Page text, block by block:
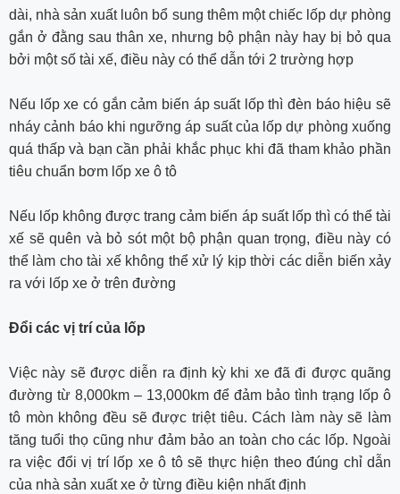
dài, nhà sản xuất luôn bổ sung thêm một chiếc lốp dự phòng
gắn ở đằng sau thân xe, nhưng bộ phận này hay bị bỏ qua
bởi một số tài xế, điều này có thể dẫn tới 2 trường hợp
Nếu lốp xe có gắn cảm biến áp suất lốp thì đèn báo hiệu sẽ
nháy cảnh báo khi ngưỡng áp suất của lốp dự phòng xuống
quá thấp và bạn cần phải khắc phục khi đã tham khảo phần
tiêu chuẩn bơm lốp xe ô tô
Nếu lốp không được trang cảm biến áp suất lốp thì có thể tài
xế sẽ quên và bỏ sót một bộ phận quan trọng, điều này có
thể làm cho tài xế không thể xử lý kịp thời các diễn biến xảy
ra với lốp xe ở trên đường
Đổi các vị trí của lốp
Việc này sẽ được diễn ra định kỳ khi xe đã đi được quãng
đường từ 8,000km – 13,000km để đảm bảo tình trạng lốp ô
tô mòn không đều sẽ được triệt tiêu. Cách làm này sẽ làm
tăng tuổi thọ cũng như đảm bảo an toàn cho các lốp. Ngoài
ra việc đổi vị trí lốp xe ô tô sẽ thực hiện theo đúng chỉ dẫn
của nhà sản xuất xe ở từng điều kiện nhất định